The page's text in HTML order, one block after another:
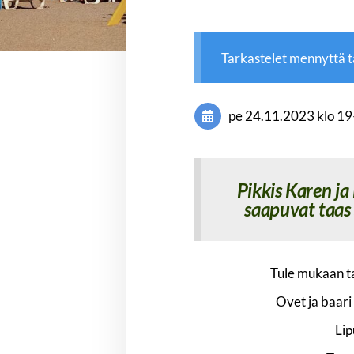
Tarkastelet mennyttä
pe 24.11.2023 klo 19
Pikkis Karen
saapuvat
Tule mukaan
Ovet ja